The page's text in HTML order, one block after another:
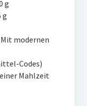
g
g
modernen
Codes)
Mahlzeit